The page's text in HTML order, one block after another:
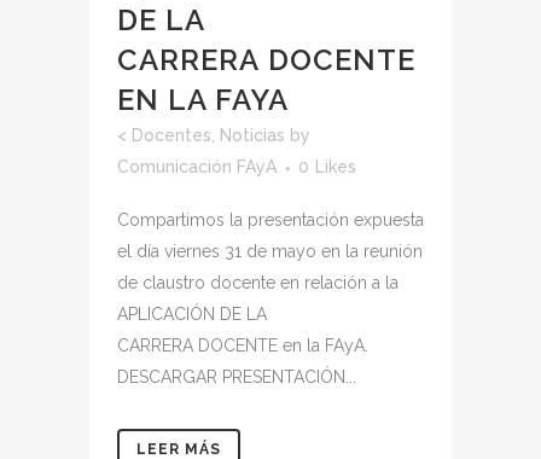
DE LA
CARRERA DOCENTE
EN LA FAYA
< Docentes Noticias by
Comunicación FAyA
0 Likes
Compartimos la presentación expuesta
el día viernes 31 de mayo en la reunión
de claustro docente en relación a la
APLICACIÓN DE LA
CARRERA DOCENTE en la FAyA.
DESCARGAR PRESENTACIÓN...
LEER MÁS